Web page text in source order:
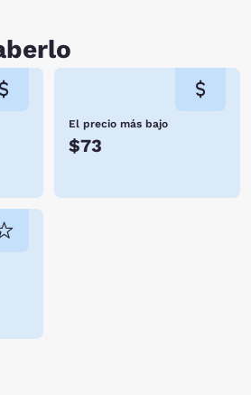
El precio más bajo
$73